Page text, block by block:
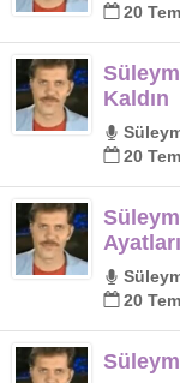
20
Kaldın
20
20